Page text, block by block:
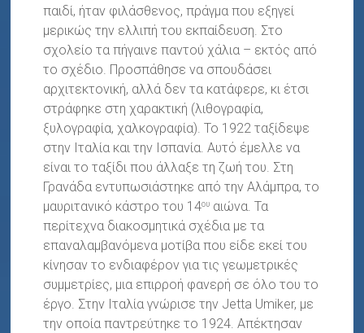
παιδί, ήταν φιλάσθενος, πράγμα που εξηγεί
μερικώς την ελλιπή του εκπαίδευση. Στο
σχολείο τα πήγαινε παντού χάλια – εκτός από
το σχέδιο. Προσπάθησε να σπουδάσει
αρχιτεκτονική, αλλά δεν τα κατάφερε, κι έτσι
στράφηκε στη χαρακτική (λιθογραφία,
ξυλογραφία, χαλκογραφία). Το 1922 ταξίδεψε
στην Ιταλία και την Ισπανία. Αυτό έμελλε να
είναι το ταξίδι που άλλαξε τη ζωή του. Στη
Γρανάδα εντυπωσιάστηκε από την Αλάμπρα, το
μαυριτανικό κάστρο του 14ου αιώνα. Τα
περίτεχνα διακοσμητικά σχέδια με τα
επαναλαμβανόμενα μοτίβα που είδε εκεί του
κίνησαν το ενδιαφέρον για τις γεωμετρικές
συμμετρίες, μια επιρροή φανερή σε όλο του το
έργο. Στην Ιταλία γνώρισε την Jetta Umiker, με
την οποία παντρεύτηκε το 1924. Απέκτησαν